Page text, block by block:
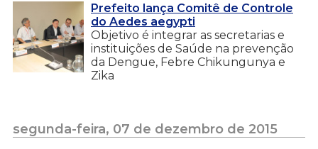
Prefeito lança Comitê de Controle
do Aedes aegypti
Objetivo é integrar as secretarias e
instituições de Saúde na prevenção
da Dengue, Febre Chikungunya e
Zika
segunda-feira, 07 de dezembro de 2015